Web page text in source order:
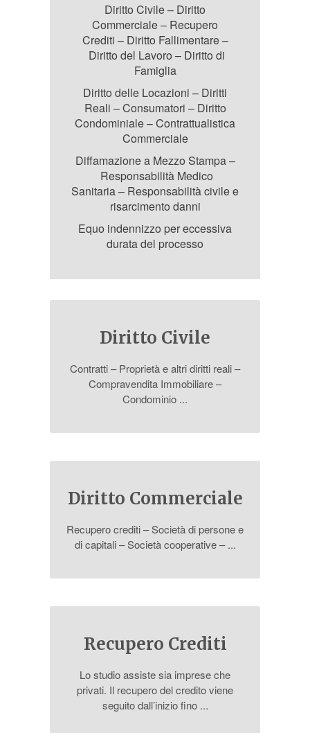
Diritto Civile– Diritto
Commerciale– Recupero
Crediti – Diritto Fallimentare–
Diritto del Lavoro – Diritto di
Famiglia
Diritto delle Locazioni – Diritti
Reali –Consumatori – Diritto
Condominiale–Contrattualistica
Commerciale
Diffamazione a Mezzo Stampa–
Responsabilità Medico
Sanitaria– Responsabilità civile e
risarcimento danni
Equo indennizzo per eccessiva
durata del processo
Diritto Civile
Contratti – Proprietà e altri diritti reali –
Compravendita Immobiliare –
Condominio ...
Diritto Commerciale
Recupero crediti – Società di persone e
di capitali – Società cooperative – ...
Recupero Crediti
Lo studio assiste sia imprese che
privati. Il recupero del credito viene
seguito dall’inizio fino ...